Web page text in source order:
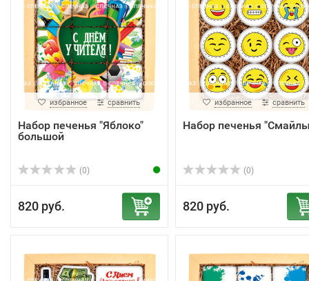
избранное сравнить
Набор печенья "Яблоко"
большой
(0)
820 руб.
избранное сравнить
Набор печенья
(0)
820 руб.